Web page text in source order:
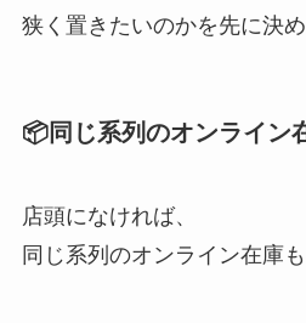
狭く置きたいのかを先に決め
📦同じ系列のオンライン
店頭になければ、
同じ系列のオンライン在庫も